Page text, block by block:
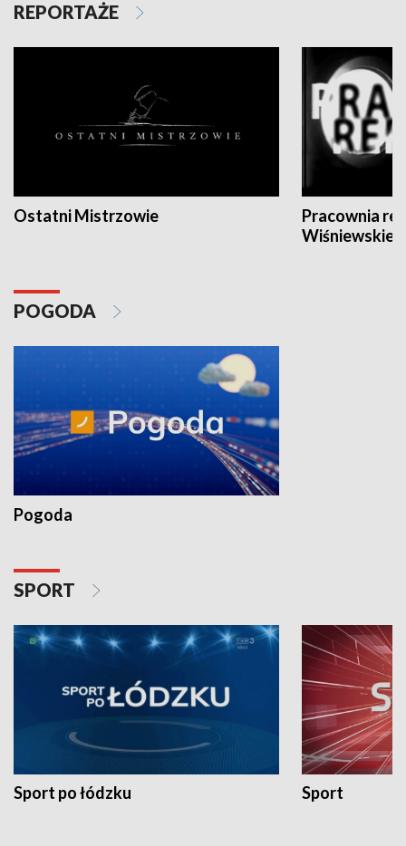
REPORTAŻE
Ostatni Mistrzowie
Pracownia
POGODA
Pogoda
SPORT
Sport po łódzku Sport